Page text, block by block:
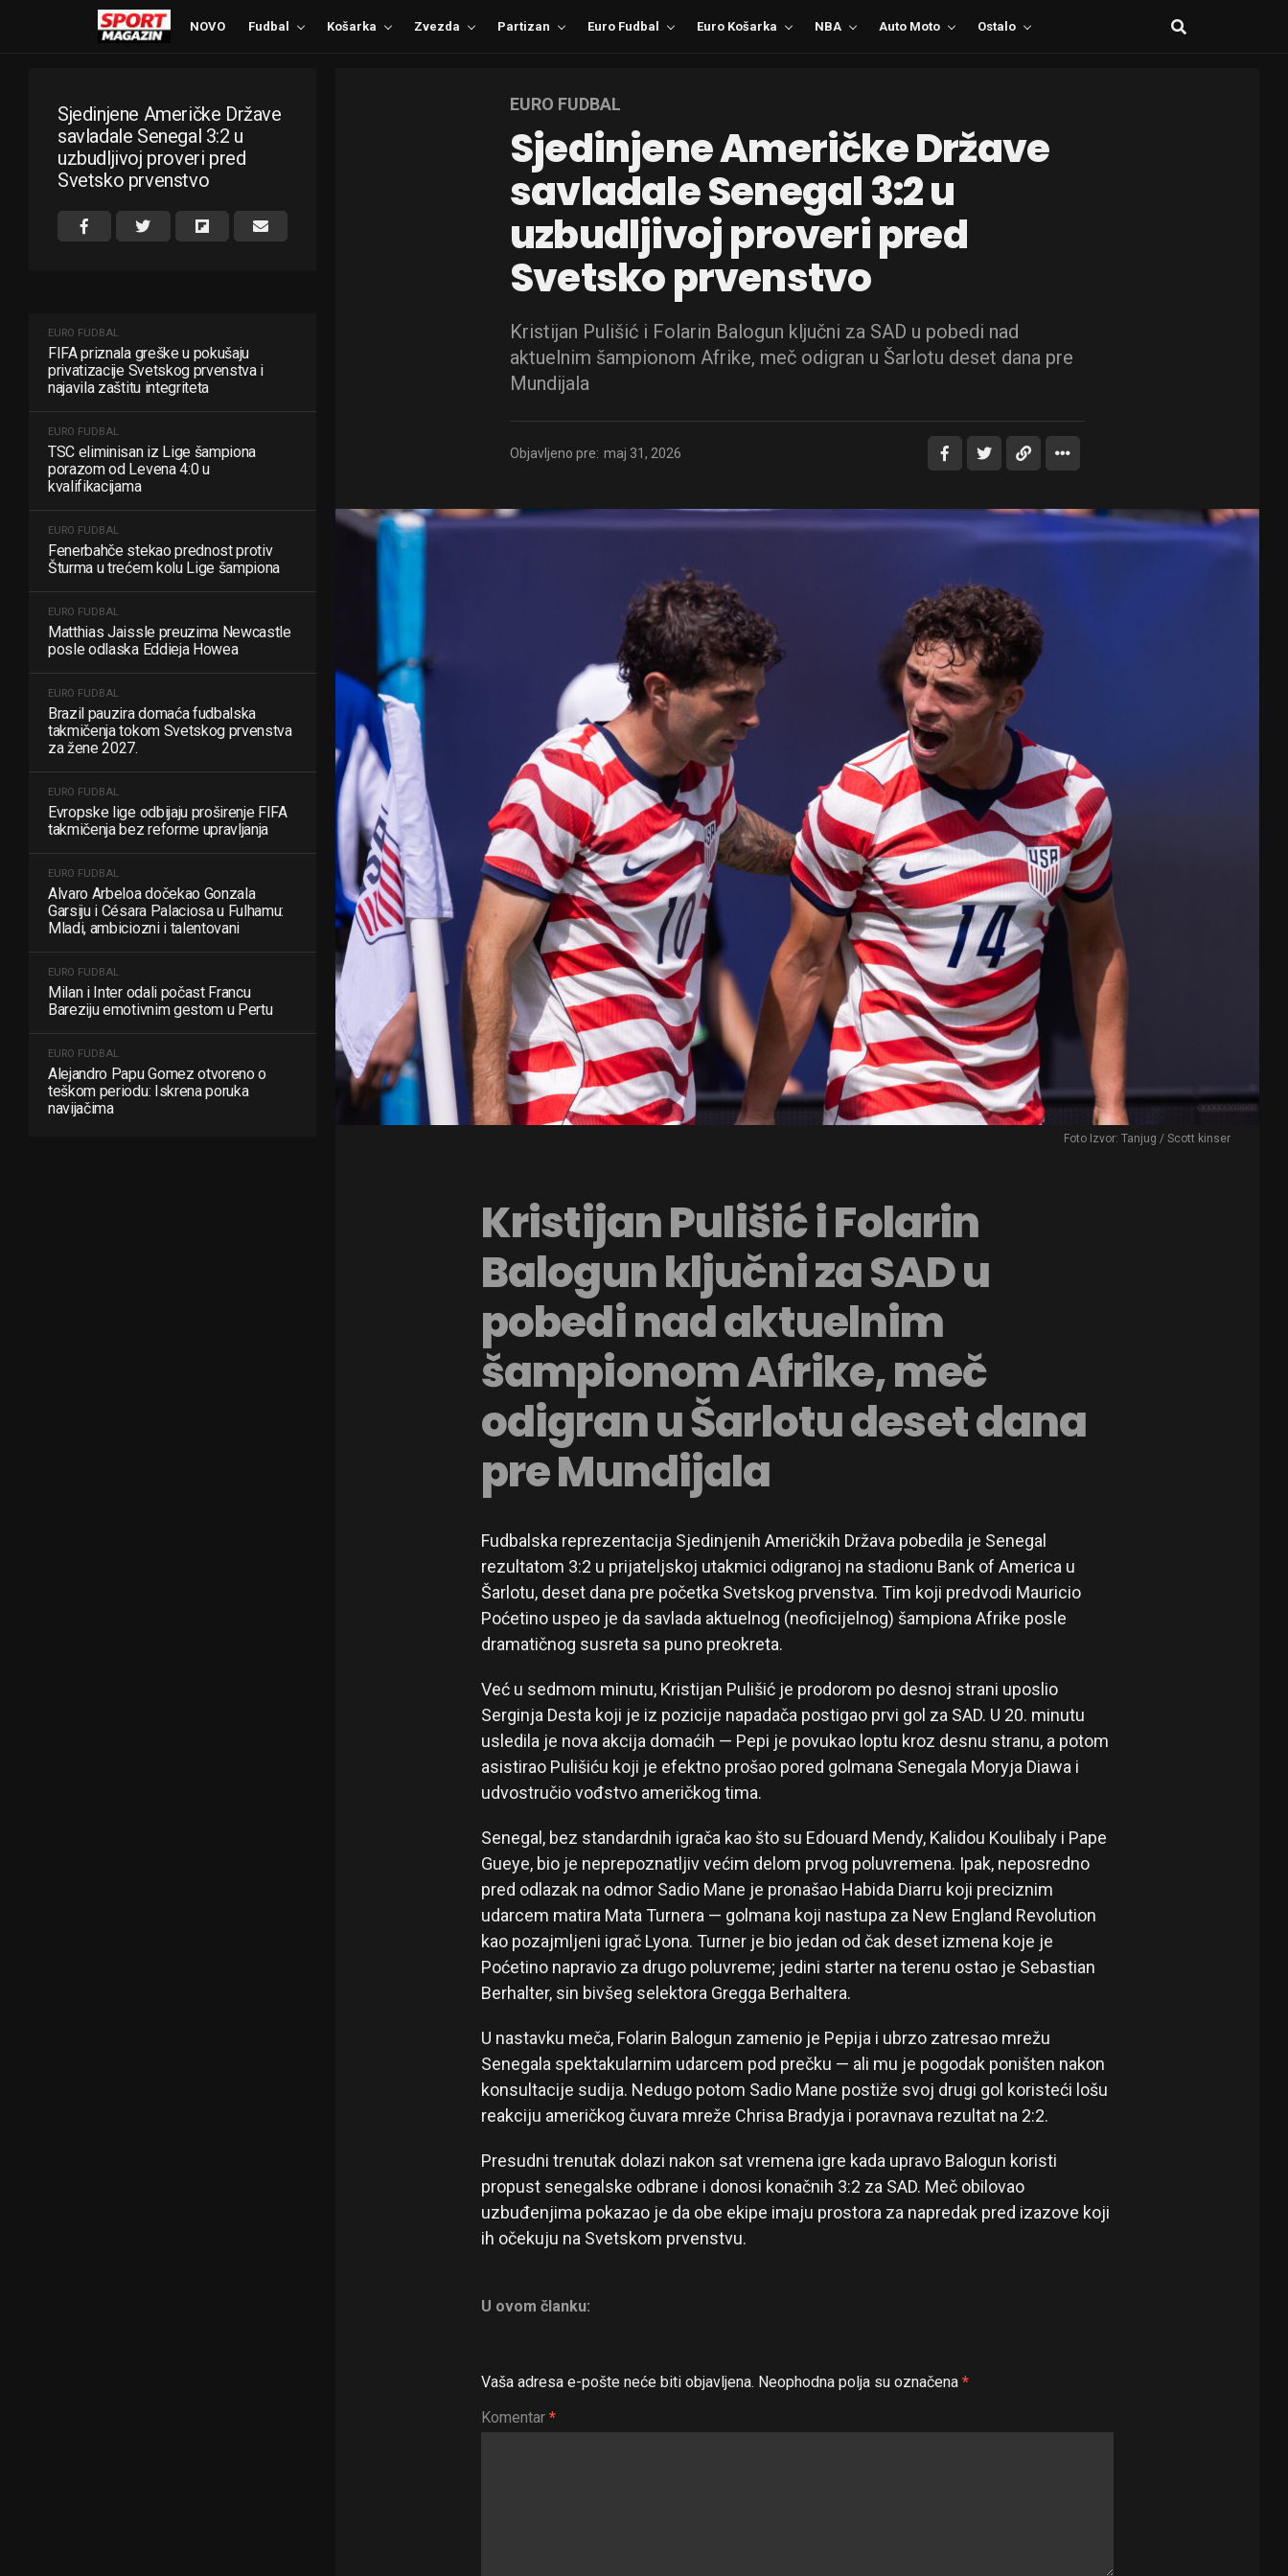
NOVO Fudbal Košarka Zvezda Partizan Euro Fudbal Euro Košarka NBA Auto Moto Ostalo
Sjedinjene Američke Države
savladale Senegal 3:2 u
uzbudljivoj proveri pred
Svetsko prvenstvo
EURO FUDBAL
FIFA priznala greške u pokušaju
privatizacije Svetskog prvenstva i
najavila zaštitu integriteta
EURO FUDBAL
TSC eliminisan iz Lige šampiona
porazom od Levena 4:0 u
kvalifikacijama
EURO FUDBAL
Fenerbahče stekao prednost protiv
Šturma u trećem kolu Lige šampiona
EURO FUDBAL
Matthias Jaissle preuzima Newcastle
posle odlaska Eddieja Howea
EURO FUDBAL
Brazil pauzira domaća fudbalska
takmičenja tokom Svetskog prvenstva
za žene 2027.
EURO FUDBAL
Evropske lige odbijaju proširenje FIFA
takmičenja bez reforme upravljanja
EURO FUDBAL
Alvaro Arbeloa dočekao Gonzala
Garsiju i Césara Palaciosa u Fulhamu:
Mladi, ambiciozni i talentovani
EURO FUDBAL
Milan i Inter odali počast Francu
Bareziju emotivnim gestom u Pertu
EURO FUDBAL
Alejandro Papu Gomez otvoreno o
teškom periodu: Iskrena poruka
navijačima
EURO FUDBAL
Sjedinjene Američke Države
savladale Senegal 3:2 u
uzbudljivoj proveri pred
Svetsko prvenstvo
Kristijan Pulišić i Folarin Balogun ključni za SAD u pobedi nad
aktuelnim šampionom Afrike, meč odigran u Šarlotu deset dana pre
Mundijala
Objavljeno pre: maj 31, 2026
Foto Izvor: Tanjug / Scott kinser
Kristijan Pulišić i Folarin
Balogun ključni za SAD u
pobedi nad aktuelnim
šampionom Afrike, meč
odigran u Šarlotu deset dana
pre Mundijala
Fudbalska reprezentacija Sjedinjenih Američkih Država pobedila je Senegal
rezultatom 3:2 u prijateljskoj utakmici odigranoj na stadionu Bank of America u
Šarlotu, deset dana pre početka Svetskog prvenstva. Tim koji predvodi Mauricio
Poćetino uspeo je da savlada aktuelnog (neoficijelnog) šampiona Afrike posle
dramatičnog susreta sa puno preokreta.
Već u sedmom minutu, Kristijan Pulišić je prodorom po desnoj strani uposlio
Serginja Desta koji je iz pozicije napadača postigao prvi gol za SAD. U 20. minutu
usledila je nova akcija domaćih — Pepi je povukao loptu kroz desnu stranu, a potom
asistirao Pulišiću koji je efektno prošao pored golmana Senegala Moryja Diawa i
udvostručio vođstvo američkog tima.
Senegal, bez standardnih igrača kao što su Edouard Mendy, Kalidou Koulibaly i Pape
Gueye, bio je neprepoznatljiv većim delom prvog poluvremena. Ipak, neposredno
pred odlazak na odmor Sadio Mane je pronašao Habida Diarru koji preciznim
udarcem matira Mata Turnera — golmana koji nastupa za New England Revolution
kao pozajmljeni igrač Lyona. Turner je bio jedan od čak deset izmena koje je
Poćetino napravio za drugo poluvreme; jedini starter na terenu ostao je Sebastian
Berhalter, sin bivšeg selektora Gregga Berhaltera.
U nastavku meča, Folarin Balogun zamenio je Pepija i ubrzo zatresao mrežu
Senegala spektakularnim udarcem pod prečku — ali mu je pogodak poništen nakon
konsultacije sudija. Nedugo potom Sadio Mane postiže svoj drugi gol koristeći lošu
reakciju američkog čuvara mreže Chrisa Bradyja i poravnava rezultat na 2:2.
Presudni trenutak dolazi nakon sat vremena igre kada upravo Balogun koristi
propust senegalske odbrane i donosi konačnih 3:2 za SAD. Meč obilovao
uzbuđenjima pokazao je da obe ekipe imaju prostora za napredak pred izazove koji
ih očekuju na Svetskom prvenstvu.
U ovom članku:
Vaša adresa e-pošte neće biti objavljena. Neophodna polja su označena *
Komentar *